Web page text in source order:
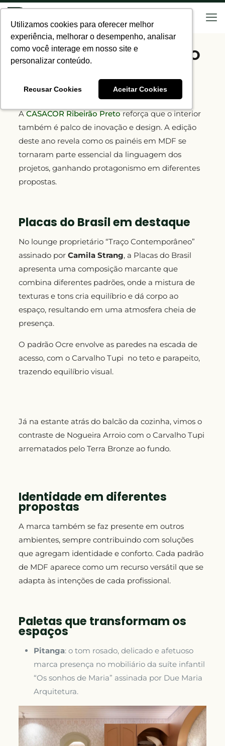
Utilizamos cookies para oferecer melhor
experiência, melhorar o desempenho, analisar
como você interage em nosso site e
personalizar conteúdo.
Recusar Cookies Aceitar Cookies
Utilizamos cookies para oferecer melhor
experiência, melhorar o desempenho, analisar
como você interage em nosso site e
personalizar conteúdo.
Recusar Cookies Aceitar Cookies
CASACOR RIBEIRÃO PRETO
PLACAS DO BRASIL
30 de setembro de 2025
ACASACOR Ribeirão Pretoreforça que o interior
também é palco de inovação e design. A edição
deste ano revela como os painéis em MDF se
tornaram parte essencial da linguagem dos
projetos, ganhando protagonismo em diferentes
propostas.
Placas do Brasil em destaque
No lounge proprietário “Traço Contemporâneo”
assinado por Camila Strang, a Placas do Brasil
apresenta uma composição marcante que
combina diferentes padrões, onde a mistura de
texturas e tons cria equilíbrio e dá corpo ao
espaço, resultando em uma atmosfera cheia de
presença.
O padrão Ocre envolve as paredes na escada de
acesso, com o Carvalho Tupi no teto e parapeito,
trazendo equilíbrio visual.
Já na estante atrás do balcão da cozinha, vimos o
contraste de Nogueira Arroio com o Carvalho Tupi
arrematados pelo Terra Bronze ao fundo.
Identidade em diferentes
propostas
A marca também se faz presente em outros
ambientes, sempre contribuindo com soluções
que agregam identidade e conforto. Cada padrão
de MDF aparece como um recurso versátil que se
adapta às intenções de cada profissional.
Paletas que transformam os
espaços
Pitanga: o tom rosado, delicado e afetuoso
marca presença no mobiliário da suíte infantil
“Os sonhos de Maria” assinada por Due Maria
Arquitetura.